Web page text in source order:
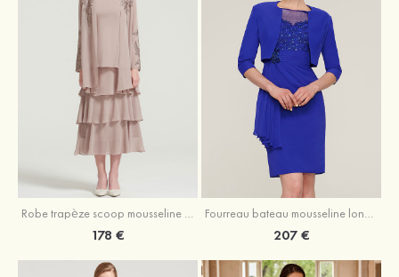
Robe trapèze scoop mousseline longueur mollet robe de mère de la mariée avec appliqué volants veste
178 €
Fourreau bateau mousseline longueur genou robe de mère de la mariée avec appliqué perle plissé veste
207 €